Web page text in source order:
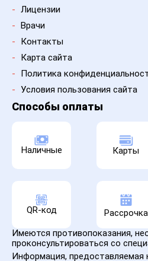
- Лицензии
- Врачи
-
Контакты
-
Карта сайта
-
Политика
- Условия пользования сайта
Имеются противопоказания,
проконсультироваться со
Информация, предоставляемая
Способы оплаты
Наличные Карты
QR-код Рассрочка